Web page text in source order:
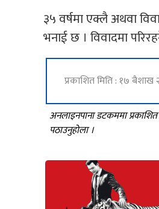
३५ वर्षमा एक्लै अथवा
भनाई छ । विवादमा
प्रकाशित मिति : १७
अनलाइनपाना डटकममा
पठाउनुहोला ।